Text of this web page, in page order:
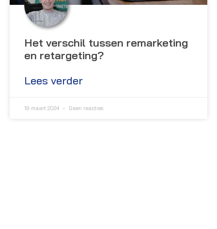
Het verschil tussen remarketing
en retargeting?
Lees verder
19 maart 2024 Geen reacties